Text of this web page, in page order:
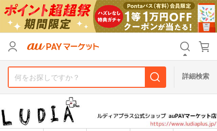
詳細検索
支払い方法
その他の条件
リセット
支払い方法
その他の条件